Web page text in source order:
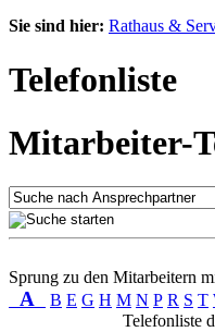
Sie sind hier: Rathaus &
Telefonliste
Mitarbeiter-
Sprung zu den Mitarbeitern
A B E G H M N P R S T
Telefonliste